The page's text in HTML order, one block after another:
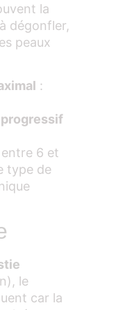
la
dégonfler,
peaux
:
entre 6 et
type de
le
car la